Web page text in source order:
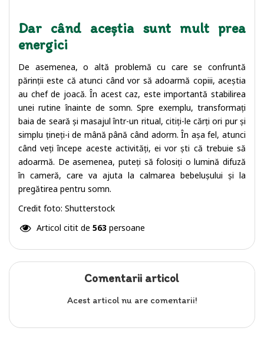
Dar când aceștia sunt mult prea
energici
De asemenea, o altă problemă cu care se confruntă
părinții este că atunci când vor să adoarmă copiii, aceștia
au chef de joacă. În acest caz, este importantă stabilirea
unei rutine înainte de somn. Spre exemplu, transformați
baia de seară și masajul într-un ritual, citiți-le cărți ori pur și
simplu țineți-i de mână până când adorm. În așa fel, atunci
când veți începe aceste activități, ei vor ști că trebuie să
adoarmă. De asemenea, puteți să folosiți o lumină difuză
în cameră, care va ajuta la calmarea bebelușului și la
pregătirea pentru somn.
Credit foto: Shutterstock
Articol citit de 563 persoane
Comentarii articol
Acest articol nu are comentarii!